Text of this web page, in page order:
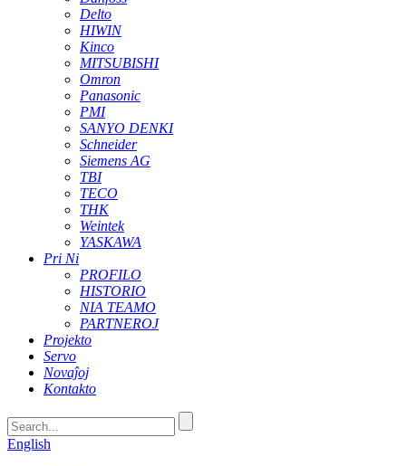
Delto
HIWIN
Kinco
MITSUBISHI
Omron
Panasonic
PMI
SANYO DENKI
Schneider
Siemens AG
TBI
TECO
THK
Weintek
YASKAWA
Pri Ni
PROFILO
HISTORIO
NIA TEAMO
PARTNEROJ
Projekto
Servo
Novaĵoj
Kontakto
English